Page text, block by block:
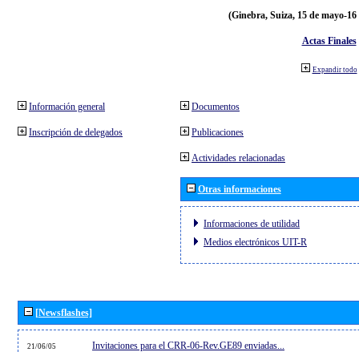
(Ginebra, Suiza, 15 de mayo-
Actas Finales
Expandir todo
Información general
Inscripción de delegados
Documentos
Publicaciones
Actividades relacionadas
Otras informaciones
Informaciones de utilidad
Medios electrónicos UIT-R
[Newsflashes]
21/06/05 Invitaciones para el CRR-06-Rev.GE89 enviadas...